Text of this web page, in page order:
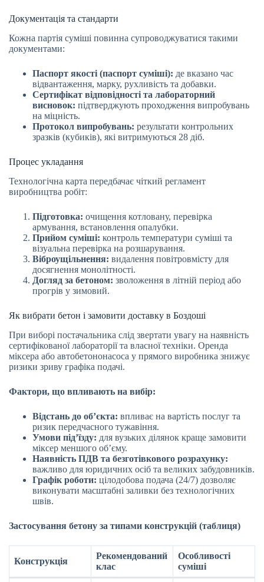
Документація та стандарти
Кожна партія суміші повинна супроводжуватися такими
документами:
Паспорт якості (паспорт суміші): де вказано час
відвантаження, марку, рухливість та добавки.
Сертифікат відповідності та лабораторний
висновок: підтверджують проходження випробувань
на міцність.
Протокол випробувань: результати контрольних
зразків (кубиків), які витримуються 28 діб.
Процес укладання
Технологічна карта передбачає чіткий регламент
виробництва робіт:
Підготовка: очищення котловану, перевірка
армування, встановлення опалубки.
Прийом суміші: контроль температури суміші та
візуальна перевірка на розшарування.
Віброущільнення: видалення повітровмісту для
досягнення монолітності.
Догляд за бетоном: зволоження в літній період або
прогрів у зимовий.
Як вибрати бетон і замовити доставку в Боздоші
При виборі постачальника слід звертати увагу на наявність
сертифікованої лабораторії та власної техніки. Оренда
міксера або автобетононасоса у прямого виробника знижує
ризики зриву графіка подачі.
Фактори, що впливають на вибір:
Відстань до об’єкта: впливає на вартість послуг та
ризик передчасного тужавіння.
Умови під’їзду: для вузьких ділянок краще замовити
міксер меншого об’єму.
Наявність ПДВ та безготівкового розрахунку:
важливо для юридичних осіб та великих забудовників.
Графік роботи: цілодобова подача (24/7) дозволяє
виконувати масштабні заливки без технологічних
швів.
Застосування бетону за типами конструкцій (таблиця)
Конструкція
Рекомендований
клас
Особливості
суміші